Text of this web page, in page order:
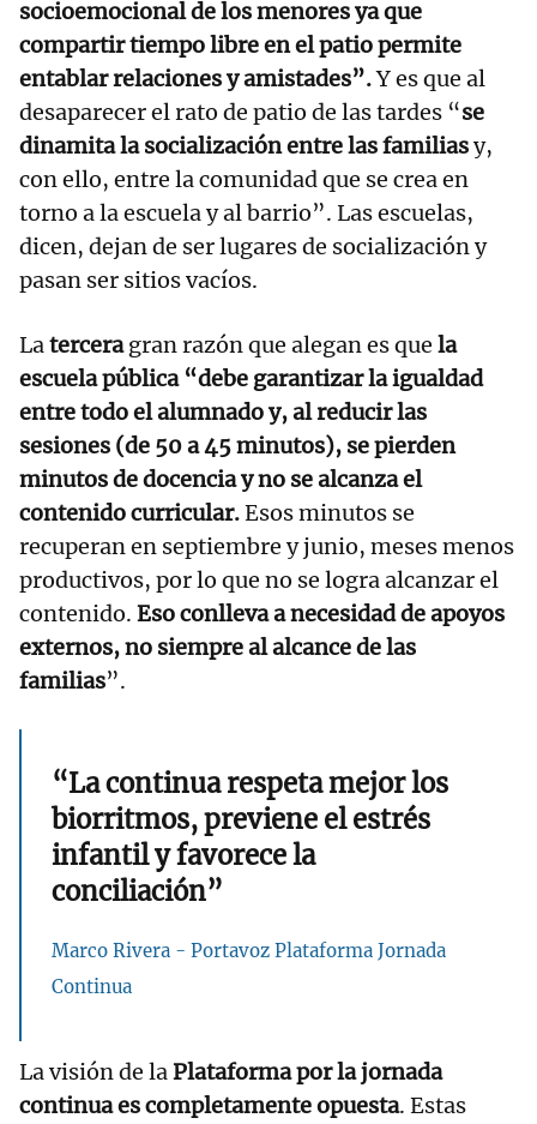
socioemocional de los menores ya que
compartir tiempo libre en el patio permite
entablar relaciones y amistades”.Y es que al
desaparecer el rato de patio de las tardes “se
dinamita la socialización entre las familiasy,
con ello, entre la comunidad que se crea en
torno a la escuela y al barrio”. Las escuelas,
dicen, dejan de ser lugares de socialización y
pasan ser sitios vacíos.
Laterceragran razón que alegan es que la
escuela pública “debe garantizar la igualdad
entre todo el alumnado y, al reducir las
sesiones (de 50 a 45 minutos), se pierden
minutos de docencia y no se alcanza el
contenido curricular.Esos minutos se
recuperan en septiembre y junio, meses menos
productivos, por lo que no se logra alcanzar el
contenido. Eso conlleva a necesidad de apoyos
externos, no siempre al alcance de las
familias”.
“La continua respeta mejor los
biorritmos, previene el estrés
infantil y favorece la
conciliación”
Marco Rivera - Portavoz Plataforma Jornada
Continua
La visión de laPlataforma por la jornada
continua es completamente opuesta. Estas